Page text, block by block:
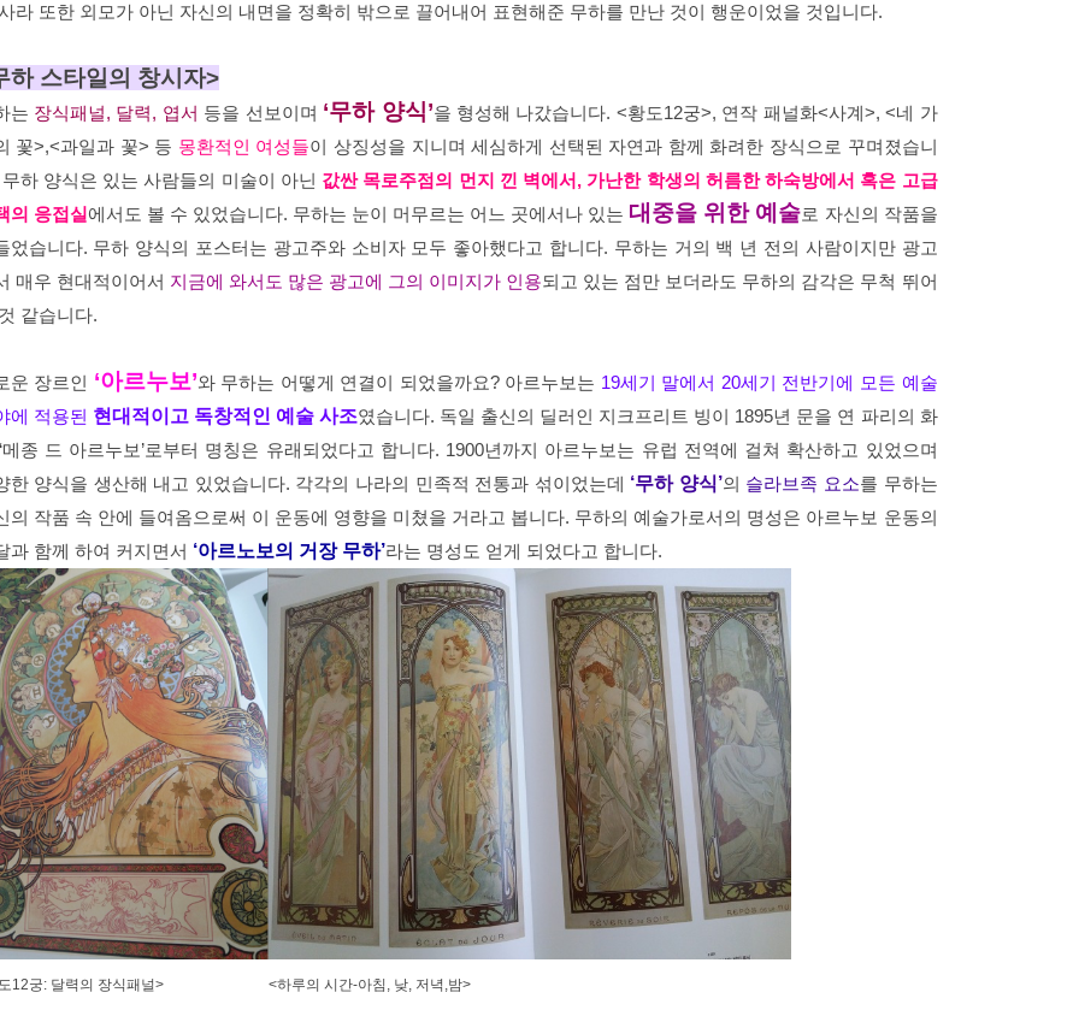
라 또한 외모가 아닌 자신의 내면을 정확히 밖으로 끌어내어 표현해준 무하를 만난 것이 행운이었을 것입니다.
하 스타일의 창시자>
는 장식패널, 달력, 엽서 등을 선보이며 ‘무하 양식’을 형성해 나갔습니다. <황도12궁>, 연작 패널화<사계>, <네 가
꽃>,<과일과 꽃> 등 몽환적인 여성들이 상징성을 지니며 세심하게 선택된 자연과 함께 화려한 장식으로 꾸며졌습니
하 양식은 있는 사람들의 미술이 아닌 값싼 목로주점의 먼지 낀 벽에서, 가난한 학생의 허름한 하숙방에서 혹은 고급
의 응접실에서도 볼 수 있었습니다. 무하는 눈이 머무르는 어느 곳에서나 있는 대중을 위한 예술로 자신의 작품을
었습니다. 무하 양식의 포스터는 광고주와 소비자 모두 좋아했다고 합니다. 무하는 거의 백 년 전의 사람이지만 광고
매우 현대적이어서 지금에 와서도 많은 광고에 그의 이미지가 인용되고 있는 점만 보더라도 무하의 감각은 무척 뛰어
같습니다.
운 장르인 ‘아르누보’와 무하는 어떻게 연결이 되었을까요? 아르누보는 19세기 말에서 20세기 전반기에 모든 예술
에 적용된 현대적이고 독창적인 예술 사조였습니다. 독일 출신의 딜러인 지크프리트 빙이 1895년 문을 연 파리의 화
메종 드 아르누보’로부터 명칭은 유래되었다고 합니다. 1900년까지 아르누보는 유럽 전역에 걸쳐 확산하고 있었으며
한 양식을 생산해 내고 있었습니다. 각각의 나라의 민족적 전통과 섞이었는데 ‘무하 양식’의 슬라브족 요소를 무하는
의 작품 속 안에 들여옴으로써 이 운동에 영향을 미쳤을 거라고 봅니다. 무하의 예술가로서의 명성은 아르누보 운동의
과 함께 하여 커지면서 ‘아르노보의 거장 무하’라는 명성도 얻게 되었다고 합니다.
12궁: 달력의 장식패널> <하루의 시간-아침, 낮, 저녁,밤>